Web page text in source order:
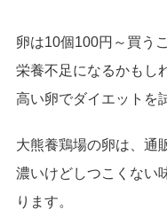
卵は10個100円～買う
栄養不足になるかもし
高い卵でダイエットを
大熊養鶏場の卵は、通
濃いけどしつこくない
ります。